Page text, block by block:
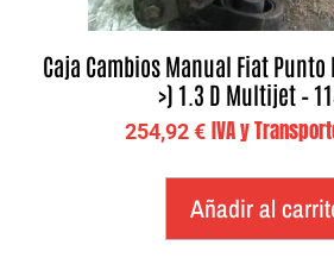
Caja Cambios Manual Fiat Punto
>) 1.3 D Multijet –
254,92€ IVA y
Añadir al